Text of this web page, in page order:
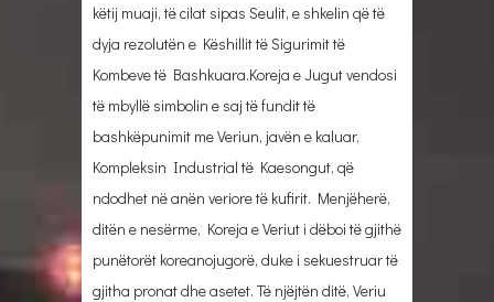
këtij muaji, të cilat sipas Seulit, e shkelin që të
dyja rezolutën e Këshillit të Sigurimit të
Kombeve të Bashkuara.Koreja e Jugut vendosi
të mbyllë simbolin e saj të fundit të
bashkëpunimit me Veriun, javën e kaluar,
Kompleksin Industrial të Kaesongut, që
ndodhet në anën veriore të kufirit. Menjëherë,
ditën e nesërme, Koreja e Veriut i dëboi të gjithë
punëtorët koreanojugorë, duke i sekuestruar të
gjitha pronat dhe asetet. Të njëjtën ditë, Veriu